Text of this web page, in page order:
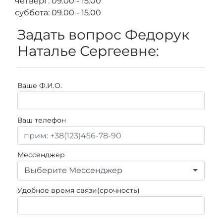
суббота: 09.00 - 15.00
Задать вопрос Федорук
Наталье Сергеевне:
Ваше Ф.И.О.
Ваш телефон
Мессенджер
Выберите Мессенджер
Удобное время связи(срочность)